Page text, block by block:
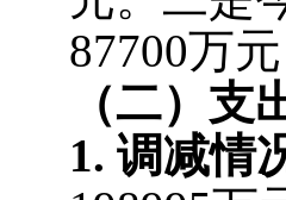
87700万
（二） 支
1. 调减情